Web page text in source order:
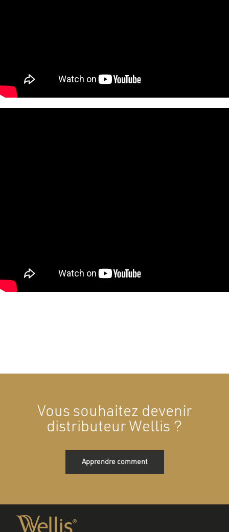
Vous souhaitez devenir
distributeur Wellis ?
Apprendre comment